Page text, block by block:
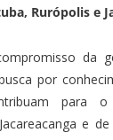
Rurópolis e
da
por
para o
e